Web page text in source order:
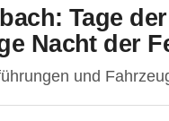
Tage
Nacht der
und